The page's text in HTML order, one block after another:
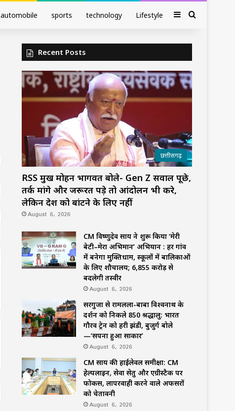
automobile sports technology Lifestyle SidebarSearch
Recent Posts
छत्तीसगढ़
RSS प्रमुख मोहन भागवत बोले- Gen Z सवाल पूछे,
तर्क मांगे और जरूरत पड़े तो आंदोलन भी करे,
लेकिन देश को बांटने के लिए नहीं
August 6, 2026
CM विष्णुदेव साय ने शुरू किया ‘मेरी
बेटी–मेरा अभिमान’ अभियान : हर गांव
में बनेगा मुक्तिधाम, स्कूलों में बालिकाओं
के लिए शौचालय; 6,855 करोड़ से
बदलेगी तस्वीर
August 6, 2026
सरगुजा से रामलला-बाबा विश्वनाथ के
दर्शन को निकले 850 श्रद्धालु: भारत
गौरव ट्रेन को हरी झंडी, बुजुर्ग बोले
—‘सपना हुआ साकार’
August 6, 2026
CM साय की हाईलेवल समीक्षा: CM
हेल्पलाइन, सेवा सेतु और एग्रीस्टैक पर
फोकस, लापरवाही करने वाले अफसरों
को चेतावनी
August 6, 2026